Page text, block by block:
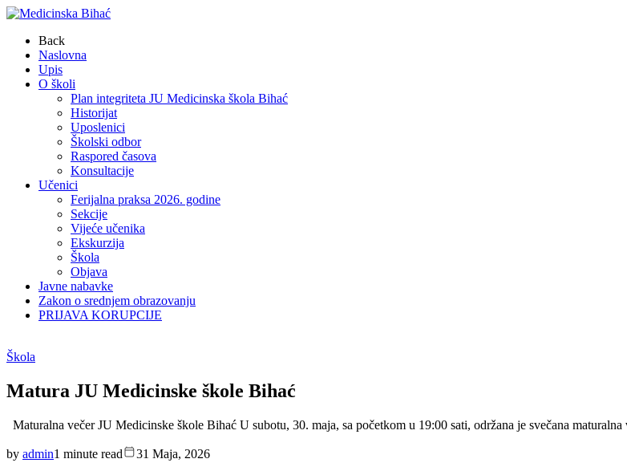
Back
Naslovna
Upis
O školi
Plan integriteta JU Medicinska škola Bihać
Historijat
Uposlenici
Školski odbor
Raspored časova
Konsultacije
Učenici
Ferijalna praksa 2026. godine
Sekcije
Vijeće učenika
Ekskurzija
Škola
Objava
Javne nabavke
Zakon o srednjem obrazovanju
PRIJAVA KORUPCIJE
Škola
Matura JU Medicinske škole Bihać
Maturalna večer JU Medicinske škole Bihać U subotu, 30. maja, sa početkom u 19:00 sati, održana je svečana
by admin1 minute read 31 Maja, 2026